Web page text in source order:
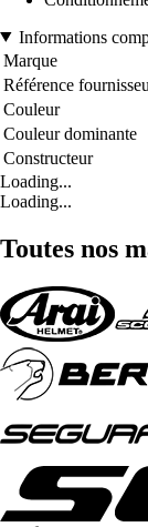
Informations
Marque
Référence
Couleur
Couleur dominante
Constructeur
Loading...
Loading...
Toutes nos